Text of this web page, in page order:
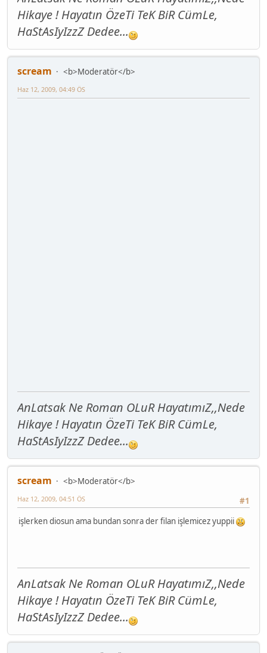
Hikaye ! Hayatın ÖzeTi TeK BiR CümLe,
HaStAsIyIzzZ Dedee...
scream <b>Moderatör</b>
Haz 12, 2009, 04:49 ÖS
AnLatsak Ne Roman OLuR HayatımıZ,,Nede
Hikaye ! Hayatın ÖzeTi TeK BiR CümLe,
HaStAsIyIzzZ Dedee...
scream
<b>Moderatör</b>
#1
Haz 12, 2009, 04:51 ÖS
işlerken diosun ama bundan sonra der filan işlemicez yuppii
AnLatsak Ne Roman OLuR HayatımıZ,,Nede
Hikaye ! Hayatın ÖzeTi TeK BiR CümLe,
HaStAsIyIzzZ Dedee...